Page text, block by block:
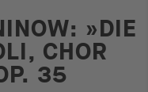
»DIE
CHOR
35